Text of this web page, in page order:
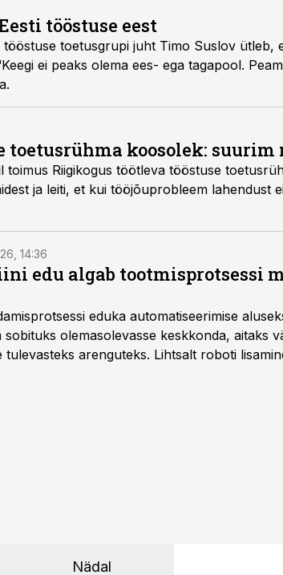
tööstuse eest
tööstuse toetusgrupi juht Timo Suslov ütleb,
ei peaks olema ees- ega tagapool.
toetusrühma koosolek: suurim
toimus Riigikogus töötleva tööstuse
ja leiti, et kui tööjõuprobleem lahendust
14:36
edu algab tootmisprotsessi
eduka automatiseerimise
olemasolevasse keskkonda, aitaks
arenguteks. Lihtsalt roboti
Nädal